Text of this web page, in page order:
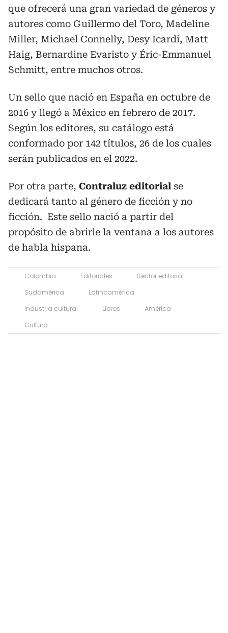
que ofrecerá una gran variedad de géneros y
autores como Guillermo del Toro, Madeline
Miller, Michael Connelly, Desy Icardi, Matt
Haig, Bernardine Evaristo y Éric-Emmanuel
Schmitt, entre muchos otros.
Un sello que nació en España en octubre de
2016 y llegó a México en febrero de 2017.
Según los editores, su catálogo está
conformado por 142 títulos, 26 de los cuales
serán publicados en el 2022.
Por otra parte, Contraluz editorial se
dedicará tanto al género de ficción y no
ficción. Este sello nació a partir del
propósito de abrirle la ventana a los autores
de habla hispana.
Colombia Editoriales
Sector editorial
Sudamérica
Latinoamérica
Industria cultural
Libros
América
Cultura